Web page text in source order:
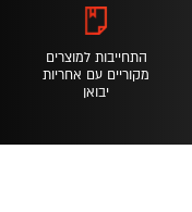
התחייבות למוצרים
מקוריים עם אחריות
יבואן